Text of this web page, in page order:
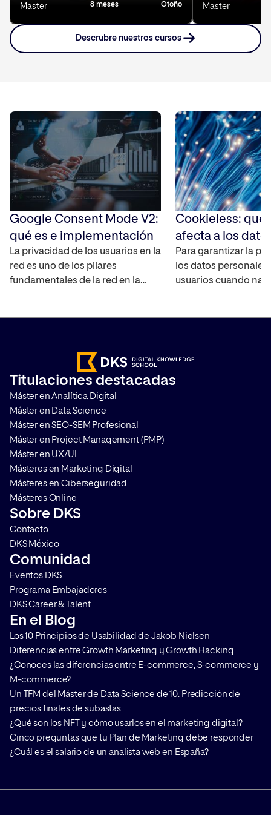
Master 8 meses Otoño Master
Descrubre nuestros cursos
Google Consent Mode V2:
qué es e implementación
La privacidad de los usuarios en la
red es uno de los pilares
fundamentales de la red en la
sea imprescindible realizar una
correcta gestión del
consentimiento. Te contamos
qué es Google Consent Mode […]
Cookieless: qué
afecta a los
Para garantizar la
los datos personales
usuarios cuando
Titulaciones destacadas
Máster en Analítica Digital
Máster en Data Science
Máster en SEO-SEM Profesional
Máster en Project Management (PMP)
Máster en UX/UI
Másteres en Marketing Digital
Másteres en Ciberseguridad
Másteres Online
Sobre DKS
Contacto
DKS México
Comunidad
Eventos DKS
Programa Embajadores
DKS Career & Talent
En el Blog
Los 10 Principios de Usabilidad de Jakob Nielsen
Diferencias entre Growth Marketing y Growth Hacking
¿Conoces las diferencias entre E-commerce, S-commerce y
M-commerce?
Un TFM del Máster de Data Science de 10: Predicción de
precios finales de subastas
¿Qué son los NFT y cómo usarlos en el marketing digital?
Cinco preguntas que tu Plan de Marketing debe responder
¿Cuál es el salario de un analista web en España?